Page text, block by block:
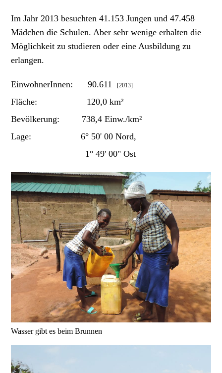
Im Jahr 2013 besuchten 41.153 Jungen und 47.458
Mädchen die Schulen. Aber sehr wenige erhalten die
Möglichkeit zu studieren oder eine Ausbildung zu
erlangen.
EinwohnerInnen: 90.611[2013]
Fläche: 120,0 km²
Bevölkerung: 738,4 Einw./km²
Lage: 6° 50' 00 Nord,
1° 49' 00" Ost
Wasser gibt es beim Brunnen